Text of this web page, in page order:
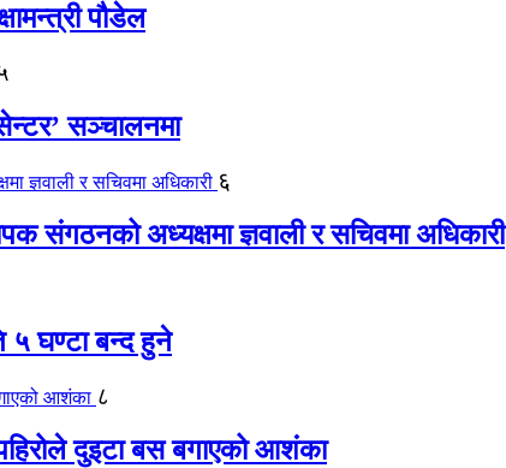
पौडेल
सञ्चालनमा
६
संगठनको अध्यक्षमा ज्ञवाली र सचिवमा अधिकारी
५ घण्टा बन्द हुने
८
दुइटा बस बगाएको आशंका